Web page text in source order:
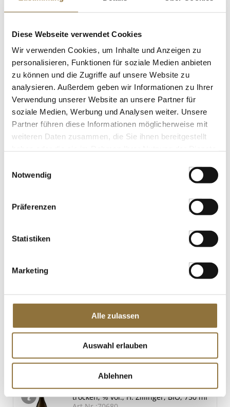
Diese Webseite verwendet Cookies
Wir verwenden Cookies, um Inhalte und Anzeigen zu
personalisieren, Funktionen für soziale Medien anbieten
zu können und die Zugriffe auf unsere Website zu
analysieren. Außerdem geben wir Informationen zu Ihrer
Verwendung unserer Website an unsere Partner für
soziale Medien, Werbung und Analysen weiter. Unsere
Partner führen diese Informationen möglicherweise mit
weiteren Daten zusammen, die Sie ihnen bereitgestellt
Notwendig
Präferenzen
Statistiken
Marketing
Alle zulassen
Auswahl erlauben
Ablehnen
LEBENSMITTELKENNZEICHNUNGEN
€ 24,95*
St.
2025 Neuland Grüner
VeltinerWeißwein, trocken, % vol., H.
Zillinger, BIO, 750 ml
Art.Nr.:70679
€ 13,00*
St.
2025 Foxy Grüner Veltliner Weißwein,
trocken, 9,5 % vol., H. Zillinger, BIO, 750
€ 10,95*
St.
2025 Horizont Chardonnay Weißwein,
trocken, % vol., H. Zillinger, BIO, 750 ml